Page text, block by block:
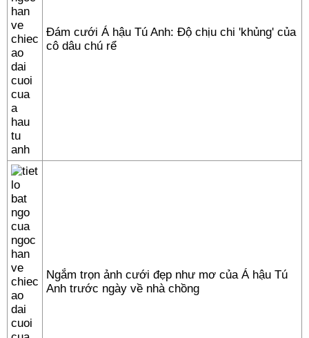
Đám cưới Á hậu Tú Anh: Độ chịu chi 'khủng' của
cô dâu chú rể
Ngắm trọn ảnh cưới đẹp như mơ của Á hậu Tú
Anh trước ngày về nhà chồng